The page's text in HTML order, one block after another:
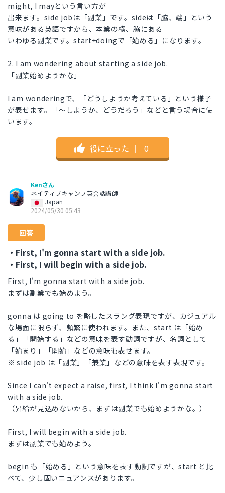
might, I mayという言い方が
出来ます。side jobは「副業」です。sideは「脇、端」という
意味がある英語ですから、本業の横、脇にある
いわゆる副業です。start+doingで「始める」になります。
2. I am wondering about starting a side job.
「副業始めようかな」
I am wonderingで、「どうしようか考えている」という様子
が表せます。「〜しようか、どうだろう」などと言う場合に使
います。
役に立った ｜ 0
Kenさん
ネイティブキャンプ英会話講師
Japan
2024/05/30 05:43
回答
・First, I'm gonna start with a side job.
・First, I will begin with a side job.
First, I'm gonna start with a side job.
まずは副業でも始めよう。
gonna は going to を略したスラング表現ですが、カジュアル
な場面に限らず、頻繁に使われます。また、start は「始め
る」「開始する」などの意味を表す動詞ですが、名詞として
「始まり」「開始」などの意味も表せます。
※ side job は「副業」「兼業」などの意味を表す表現です。
Since I can't expect a raise, first, I think I'm gonna start
with a side job.
（昇給が見込めないから、まずは副業でも始めようかな。）
First, I will begin with a side job.
まずは副業でも始めよう。
begin も「始める」という意味を表す動詞ですが、start と比
べて、少し固いニュアンスがあります。